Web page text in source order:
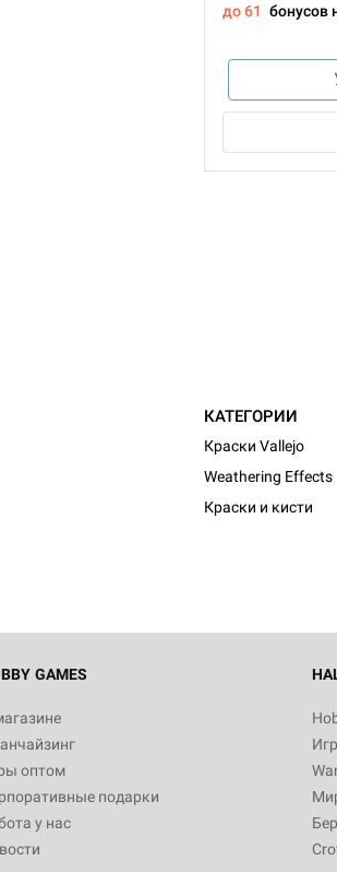
до 61 бонусов
КАТЕГОРИИ
Краски Vallejo
Weathering Effects
Краски и кисти
GAMES
оптом
подарки
у нас